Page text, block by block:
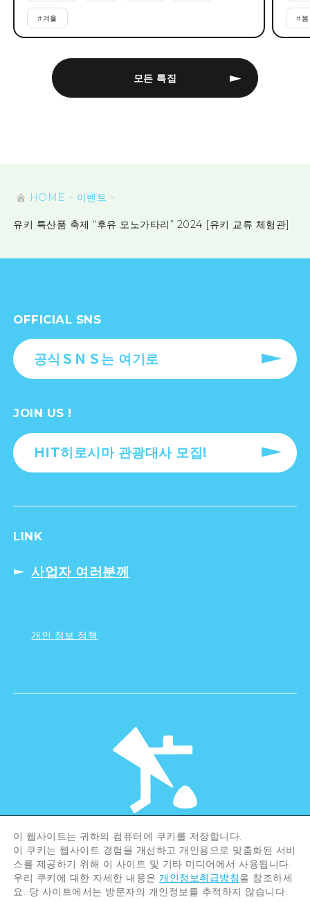
모든 특집
# 겨울 #봄
HOME 이벤트
유키 특산품 축제 “후유 모노가타리” 2024 [유키 교류 체험관]
OFFICIAL SNS
공식ＳＮＳ는 여기로
JOIN US !
HIT히로시마 관광대사 모집!
LINK
사업자 여러분께
개인 정보 정책
©Hiroshima Tourism Association /
Hiroshima Prefecture / Hiroshima City .
All rights reserved
이 웹사이트는 귀하의 컴퓨터에 쿠키를 저장합니다.
이 쿠키는 웹사이트 경험을 개선하고 개인용으로 맞춤화된 서비
스를 제공하기 위해 이 사이트 및 기타 미디어에서 사용됩니다.
우리 쿠키에 대한 자세한 내용은개인정보취급방침을 참조하세
요. 당 사이트에서는 방문자의 개인정보를 추적하지 않습니다.